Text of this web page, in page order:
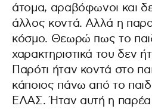
άτομα, αραβόφωνοι και
άλλος κοντά. Αλλά η
κόσμο. Θεωρώ πως το
χαρακτηριστικά του δεν
Παρότι ήταν κοντά στο
κάποιος πάνω από το
ΕΛΑΣ. Ήταν αυτή η παρέα